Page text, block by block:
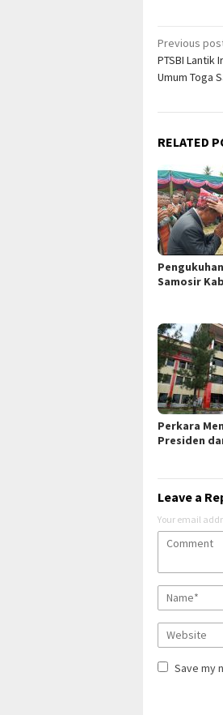
Post
Previous
PTSBI Lantik
Umum Toga
RELATED
Samosir
Perkara
Presiden
Leave a
Your email
Save my